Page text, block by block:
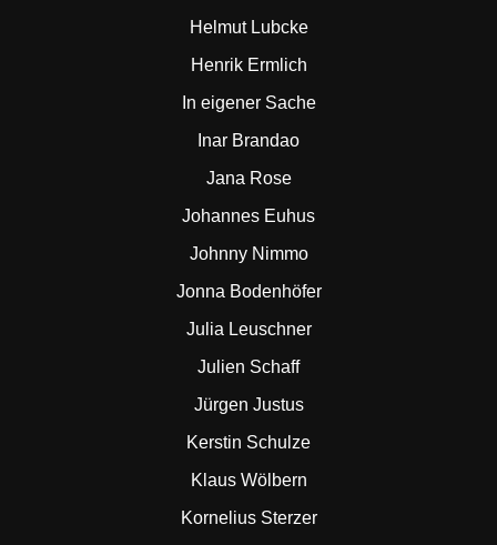
Helmut Lubcke
Henrik Ermlich
In eigener Sache
Inar Brandao
Jana Rose
Johannes Euhus
Johnny Nimmo
Jonna Bodenhöfer
Julia Leuschner
Julien Schaff
Jürgen Justus
Kerstin Schulze
Klaus Wölbern
Kornelius Sterzer